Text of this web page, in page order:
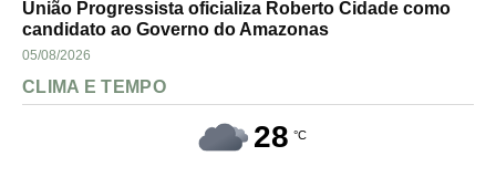
União Progressista oficializa Roberto Cidade como
candidato ao Governo do Amazonas
05/08/2026
CLIMA E TEMPO
28 °C